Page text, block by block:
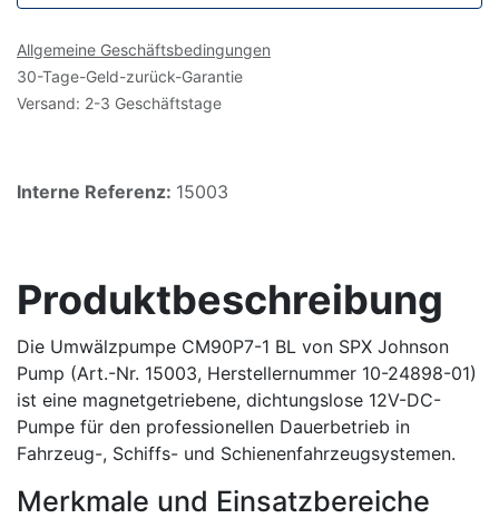
Allgemeine Geschäftsbedingungen
30-Tage-Geld-zurück-Garantie
Versand: 2-3 Geschäftstage
Interne Referenz: 15003
Produktbeschreibung
Die Umwälzpumpe CM90P7-1 BL von SPX Johnson
Pump (Art.-Nr. 15003, Herstellernummer 10-24898-01)
ist eine magnetgetriebene, dichtungslose 12V-DC-
Pumpe für den professionellen Dauerbetrieb in
Fahrzeug-, Schiffs- und Schienenfahrzeugsystemen.
Merkmale und Einsatzbereiche